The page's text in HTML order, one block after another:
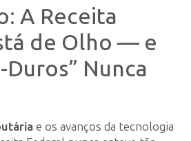
A Receita
de Olho — e
Duros” Nunca
e os avanços da tecnologia